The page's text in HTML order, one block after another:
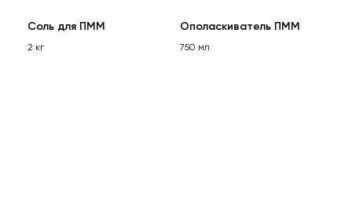
Соль для ПММ
2 кг
Ополаскиватель ПММ
750 мл